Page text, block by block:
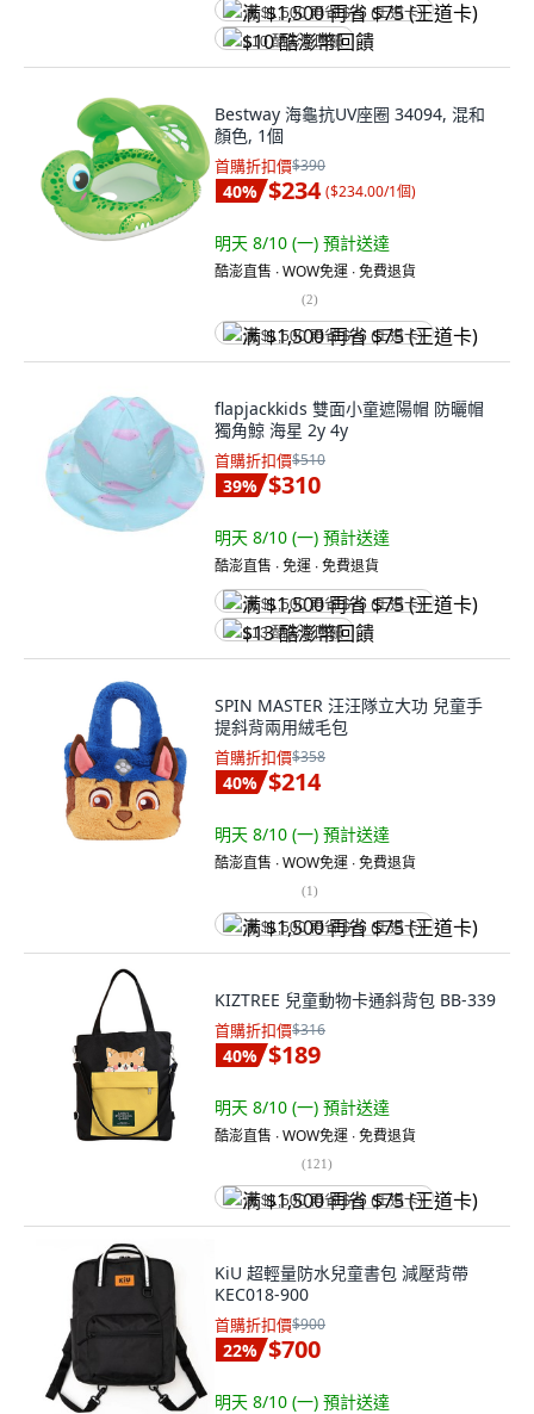
满 $1,500 再省 $75 (王道卡)
$10 酷澎幣回饋
Bestway 海龜抗UV座圈 34094, 混和
顏色, 1個
首購折扣價$390
40% $234 ($234.00/1個)
明天 8/10 (一) 預計送達
酷澎直售 ∙ WOW免運 ∙ 免費退貨
(2)
满 $1,500 再省 $75 (王道卡)
flapjackkids 雙面小童遮陽帽 防曬帽
獨角鯨 海星 2y 4y
首購折扣價$510
39% $310
明天 8/10 (一) 預計送達
酷澎直售 ∙ 免運 ∙ 免費退貨
满 $1,500 再省 $75 (王道卡)
$13 酷澎幣回饋
SPIN MASTER 汪汪隊立大功 兒童手
提斜背兩用絨毛包
首購折扣價$358
40% $214
明天 8/10 (一) 預計送達
酷澎直售 ∙ WOW免運 ∙ 免費退貨
(1)
满 $1,500 再省 $75 (王道卡)
KIZTREE 兒童動物卡通斜背包 BB-339
首購折扣價$316
40% $189
明天 8/10 (一) 預計送達
酷澎直售 ∙ WOW免運 ∙ 免費退貨
(121)
满 $1,500 再省 $75 (王道卡)
KiU 超輕量防水兒童書包 減壓背帶
KEC018-900
首購折扣價$900
22% $700
明天 8/10 (一) 預計送達